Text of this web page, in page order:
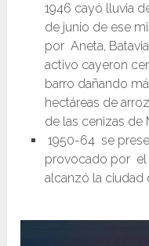
1946 cayó lluvia
de junio de ese
por Aneta,
activo cayeron
barro dañando
hectáreas de
de las cenizas de
1950-64 se
provocado por el
alcanzó la ciudad